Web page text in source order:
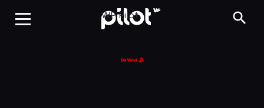
44 Koty
WP Pilot